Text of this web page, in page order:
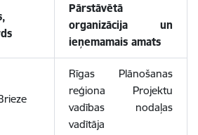
Pārstāvētā
organizācija un
ieņemamais amats
Rīgas Plānošanas
reģiona Projektu
vadības nodaļas
vadītāja